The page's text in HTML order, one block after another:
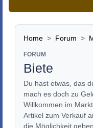
Home Forum
FORUM
Biete
Du hast etwas, das
mach es doch zu
Willkommen im
Artikel zum Verkauf
die Möglichkeit